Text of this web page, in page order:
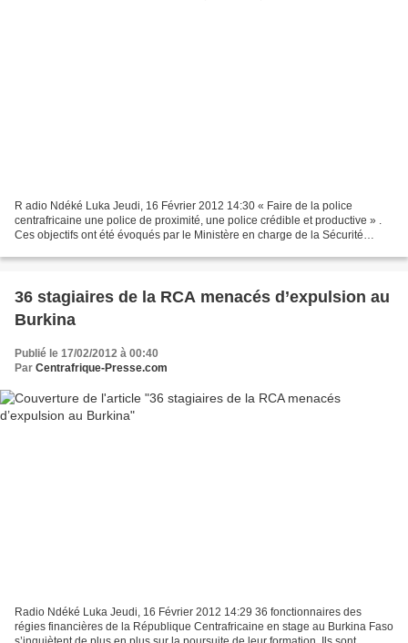
R adio Ndéké Luka Jeudi, 16 Février 2012 14:30 « Faire de la police
centrafricaine une police de proximité, une police crédible et productive » .
Ces objectifs ont été évoqués par le Ministère en charge de la Sécurité
36 stagiaires de la RCA menacés d’expulsion au
Burkina
Publié le 17/02/2012 à 00:40
Par Centrafrique-Presse.com
Radio Ndéké Luka Jeudi, 16 Février 2012 14:29 36 fonctionnaires des
régies financières de la République Centrafricaine en stage au Burkina Faso